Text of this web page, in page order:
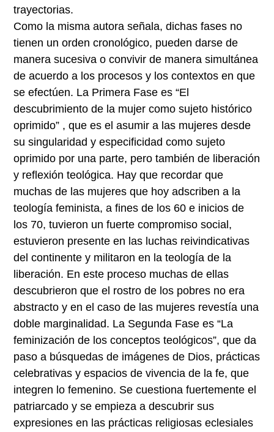
trayectorias.
Como la misma autora señala, dichas fases no
tienen un orden cronológico, pueden darse de
manera sucesiva o convivir de manera simultánea
de acuerdo a los procesos y los contextos en que
se efectúen. La Primera Fase es “El
descubrimiento de la mujer como sujeto histórico
oprimido” , que es el asumir a las mujeres desde
su singularidad y especificidad como sujeto
oprimido por una parte, pero también de liberación
y reflexión teológica. Hay que recordar que
muchas de las mujeres que hoy adscriben a la
teología feminista, a fines de los 60 e inicios de
los 70, tuvieron un fuerte compromiso social,
estuvieron presente en las luchas reivindicativas
del continente y militaron en la teología de la
liberación. En este proceso muchas de ellas
descubrieron que el rostro de los pobres no era
abstracto y en el caso de las mujeres revestía una
doble marginalidad. La Segunda Fase es “La
feminización de los conceptos teológicos”, que da
paso a búsquedas de imágenes de Dios, prácticas
celebrativas y espacios de vivencia de la fe, que
integren lo femenino. Se cuestiona fuertemente el
patriarcado y se empieza a descubrir sus
expresiones en las prácticas religiosas eclesiales